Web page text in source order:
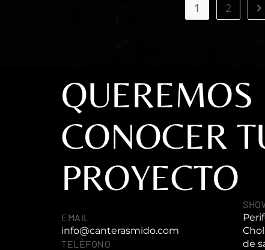
1 2
QUEREMOS
CONOCER
PROYECTO
EMAIL
info@canterasmido.com
TELÉFONO
de